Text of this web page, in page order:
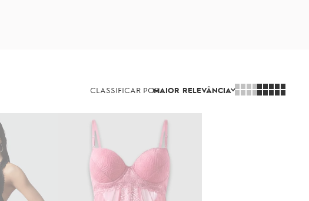
CLASSIFICAR PORMAIOR RELEVÂNCIA